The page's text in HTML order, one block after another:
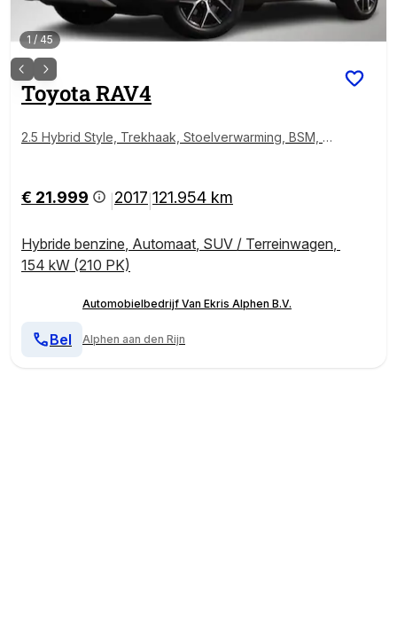
1 / 45
ToyotaRAV4
2.5 Hybrid Style, Trekhaak, Stoelverwarming, BSM, N
€ 21.999 2017 121.954 km
Hybride benzine, Automaat, SUV / Terreinwagen,
154 kW (210 PK)
Automobielbedrijf Van Ekris Alphen B.V.
Alphen aan den Rijn
Bel